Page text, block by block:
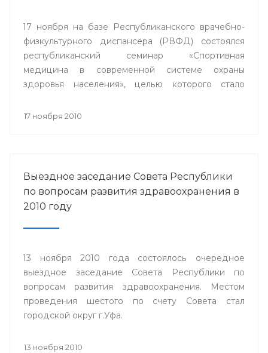
17 ноября на базе Республиканского врачебно-
физкультурного диспансера (РВФД) состоялся
республиканский семинар «Спортивная
медицина в современной системе охраны
здоровья населения», целью которого стало
службы.
17 ноября 2010
Выездное заседание Совета Республики
по вопросам развития здравоохранения в
2010 году
13 ноября 2010 года состоялось очередное
выездное заседание Совета Республики по
вопросам развития здравоохранения. Местом
проведения шестого по счету Совета стал
городской округ г.Уфа.
13 ноября 2010